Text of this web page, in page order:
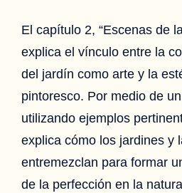
El capítulo 2, “Escenas de
explica el vínculo entre la
del jardín como arte y la
pintoresco. Por medio de
utilizando ejemplos
explica cómo los jardines y
entremezclan para formar
de la perfección en la